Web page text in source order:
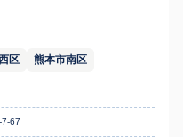
区
熊本市南区
7-67